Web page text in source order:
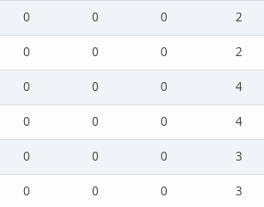
0 0 0
2
0 0 0
2
0 0 0
4
0 0 0
4
0 0 0
3
0 0 0
3